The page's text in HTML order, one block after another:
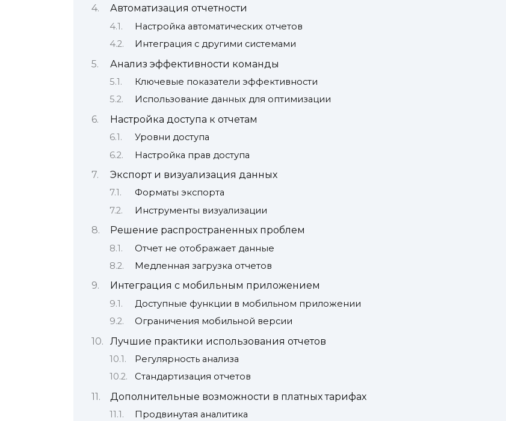
Автоматизация отчетности
Настройка автоматических отчетов
Интеграция с другими системами
Анализ эффективности команды
Ключевые показатели эффективности
Использование данных для оптимизации
Настройка доступа к отчетам
Уровни доступа
Настройка прав доступа
Экспорт и визуализация данных
Форматы экспорта
Инструменты визуализации
Решение распространенных проблем
Отчет не отображает данные
Медленная загрузка отчетов
Интеграция с мобильным приложением
Доступные функции в мобильном приложении
Ограничения мобильной версии
Лучшие практики использования отчетов
Регулярность анализа
Стандартизация отчетов
Дополнительные возможности в платных тарифах
Продвинутая аналитика